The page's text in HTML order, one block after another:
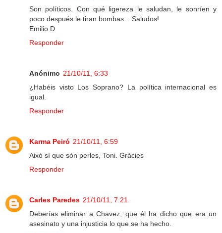
Son políticos. Con qué ligereza le saludan, le sonríen y
poco después le tiran bombas... Saludos!
Emilio D
Responder
Anónimo 21/10/11, 6:33
¿Habéis visto Los Soprano? La política internacional es
igual.
Responder
Karma Peiró 21/10/11, 6:59
Això sí que són perles, Toni. Gràcies
Responder
Carles Paredes 21/10/11, 7:21
Deberías eliminar a Chavez, que él ha dicho que era un
asesinato y una injusticia lo que se ha hecho.